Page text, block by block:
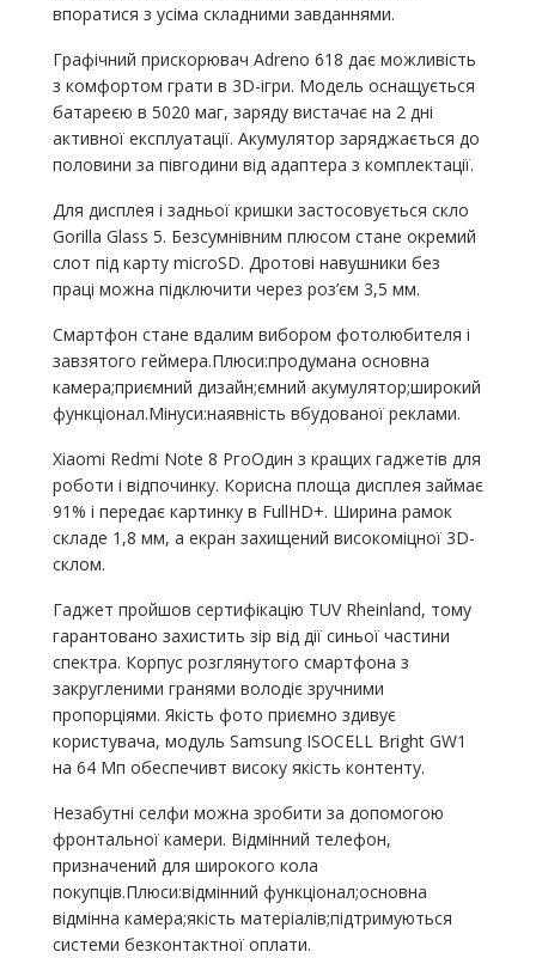
впоратися з усіма складними завданнями.
Графічний прискорювач Adreno 618 дає можливість
з комфортом грати в 3D-ігри. Модель оснащується
батареєю в 5020 маг, заряду вистачає на 2 дні
активної експлуатації. Акумулятор заряджається до
половини за півгодини від адаптера з комплектації.
Для дисплея і задньої кришки застосовується скло
Gorilla Glass 5. Безсумнівним плюсом стане окремий
слот під карту microSD. Дротові навушники без
праці можна підключити через роз’єм 3,5 мм.
Смартфон стане вдалим вибором фотолюбителя і
завзятого геймера.Плюси:продумана основна
камера;приємний дизайн;ємний акумулятор;широкий
функціонал.Мінуси:наявність вбудованої реклами.
Xiaomi Redmi Note 8 РгоОдин з кращих гаджетів для
роботи і відпочинку. Корисна площа дисплея займає
91% і передає картинку в FullHD+. Ширина рамок
складе 1,8 мм, а екран захищений високоміцної 3D-
склом.
Гаджет пройшов сертифікацію TUV Rheinland, тому
гарантовано захистить зір від дії синьої частини
спектра. Корпус розглянутого смартфона з
закругленими гранями володіє зручними
пропорціями. Якість фото приємно здивує
користувача, модуль Samsung ISOCELL Bright GW1
на 64 Мп обеспечивт високу якість контенту.
Незабутні селфи можна зробити за допомогою
фронтальної камери. Відмінний телефон,
призначений для широкого кола
покупців.Плюси:відмінний функціонал;основна
відмінна камера;якість матеріалів;підтримуються
системи безконтактної оплати.